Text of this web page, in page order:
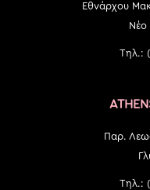
Εθνάρχου
Νέο
Τηλ.:
Παρ.
Τηλ.: